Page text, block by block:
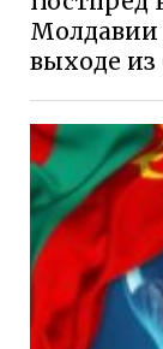
Молдавии
выходе